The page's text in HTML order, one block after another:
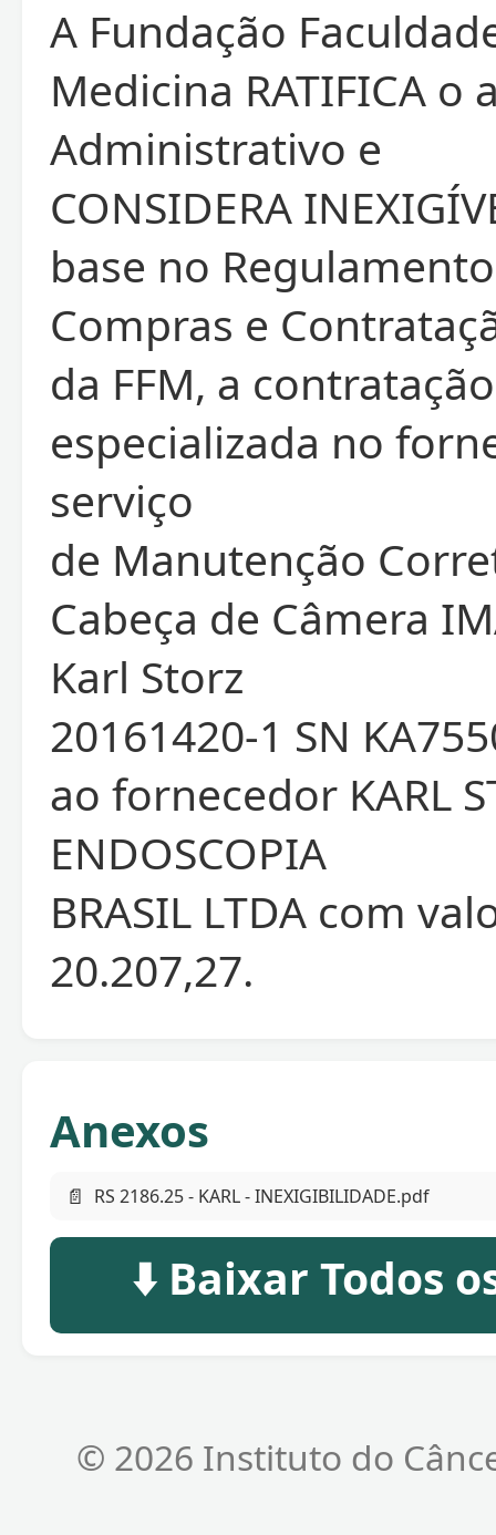
A Fundação
Medicina RATIFICA o
Administrativo e
CONSIDERA
base no
Compras e
da FFM, a
especializada no
serviço
de Manutenção
Cabeça de Câmera
Karl Storz
20161420-1 SN
ao fornecedor KARL
ENDOSCOPIA
BRASIL LTDA com
20.207,27.
Anexos
📄 RS 2186.25 - KARL - INEXIGIBILIDADE.pdf
⬇️ Baixar Todos
© 2026 Instituto do